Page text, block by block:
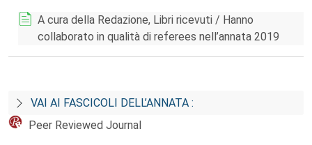
A cura della Redazione, Libri ricevuti / Hanno
collaborato in qualità di referees nell’annata 2019
VAI AI FASCICOLI DELL’ANNATA :
Peer Reviewed Journal